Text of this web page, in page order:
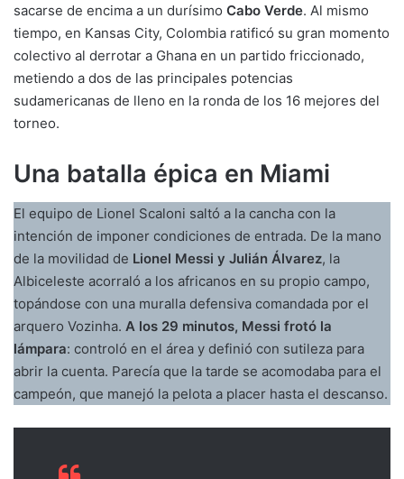
sacarse de encima a un durísimo Cabo Verde. Al mismo
tiempo, en Kansas City, Colombia ratificó su gran momento
colectivo al derrotar a Ghana en un partido friccionado,
metiendo a dos de las principales potencias
sudamericanas de lleno en la ronda de los 16 mejores del
torneo.
Una batalla épica en Miami
El equipo de Lionel Scaloni saltó a la cancha con la
intención de imponer condiciones de entrada. De la mano
de la movilidad de Lionel Messi y Julián Álvarez, la
Albiceleste acorraló a los africanos en su propio campo,
topándose con una muralla defensiva comandada por el
arquero Vozinha. A los 29 minutos, Messi frotó la
lámpara: controló en el área y definió con sutileza para
abrir la cuenta. Parecía que la tarde se acomodaba para el
campeón, que manejó la pelota a placer hasta el descanso.